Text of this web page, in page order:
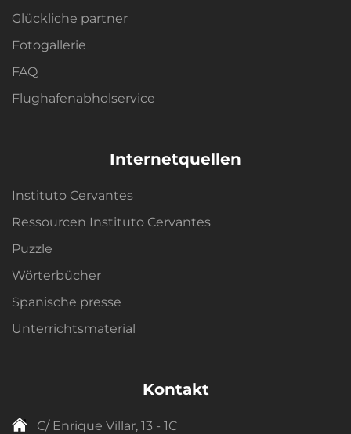
Glückliche partner
Fotogallerie
FAQ
Flughafenabholservice
Internetquellen
Instituto Cervantes
Ressourcen Instituto Cervantes
Puzzle
Wörterbücher
Spanische presse
Unterrichtsmaterial
Kontakt
C/ Enrique Villar, 13 - 1C